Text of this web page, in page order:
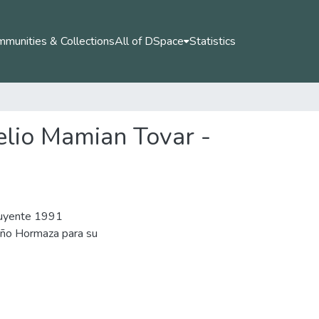
& CollectionsAll of DSpace Statistics
Mamian Tovar -
1991
Hormaza para su